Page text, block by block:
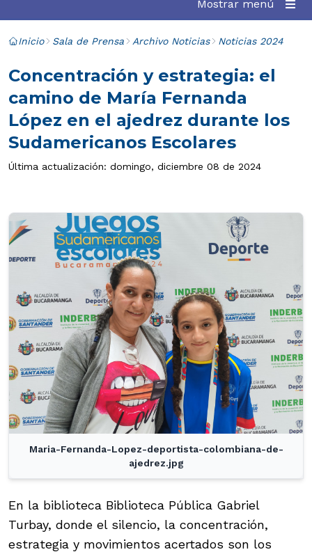
Mostrar menú
Inicio Sala de Prensa Archivo Noticias Noticias 2024
Concentración y estrategia: el
camino de María Fernanda
López en el ajedrez durante los
Sudamericanos Escolares
Última actualización: domingo, diciembre 08 de 2024
Maria-Fernanda-Lopez-deportista-colombiana-de-
ajedrez.jpg
En la biblioteca Biblioteca Pública Gabriel
Turbay, donde el silencio, la concentración,
estrategia y movimientos acertados son los